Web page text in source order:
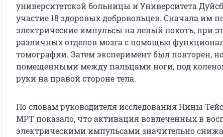
университетской больницы и Университета
участие 18 здоровых добровольцев. Сначала им
электрические импульсы на левый локоть, при
различных отделов мозга с помощью
томографии. Затем эксперимент был повторен,
помещенными между пальцами ноги, под
руки на правой стороне тела.
По словам руководителя исследования Нины
МРТ показало, что активация вовлеченных в
электрическими импульсами значительно